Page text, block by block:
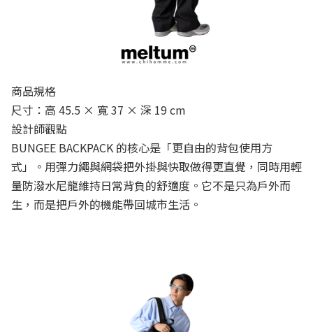
商品規格
尺寸：高 45.5 × 寬 37 × 深 19 cm
設計師觀點
BUNGEE BACKPACK 的核心是「更自由的背包使用方
式」。用彈力繩與網袋把外掛與快取做得更直覺，同時用輕
量防潑水尼龍維持日常背負的舒適度。它不是只為戶外而
生，而是把戶外的機能帶回城市生活。